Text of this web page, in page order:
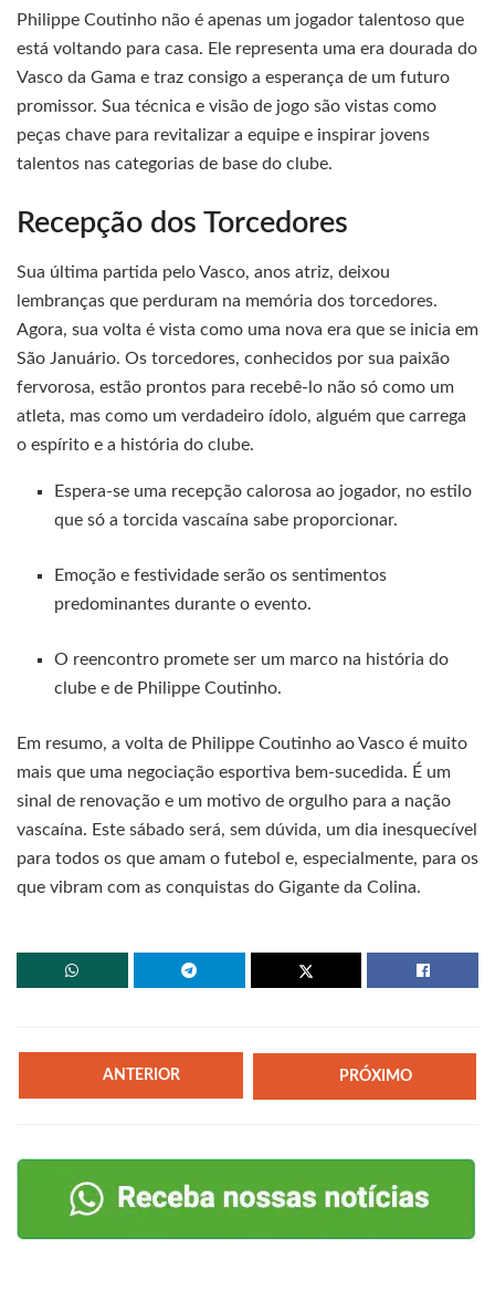
Philippe Coutinho não é apenas um jogador talentoso que
está voltando para casa. Ele representa uma era dourada do
Vasco da Gama e traz consigo a esperança de um futuro
promissor. Sua técnica e visão de jogo são vistas como
peças chave para revitalizar a equipe e inspirar jovens
talentos nas categorias de base do clube.
Recepção dos Torcedores
Sua última partida pelo Vasco, anos atriz, deixou
lembranças que perduram na memória dos torcedores.
Agora, sua volta é vista como uma nova era que se inicia em
São Januário. Os torcedores, conhecidos por sua paixão
fervorosa, estão prontos para recebê-lo não só como um
atleta, mas como um verdadeiro ídolo, alguém que carrega
o espírito e a história do clube.
Espera-se uma recepção calorosa ao jogador, no estilo
que só a torcida vascaína sabe proporcionar.
Emoção e festividade serão os sentimentos
predominantes durante o evento.
O reencontro promete ser um marco na história do
clube e de Philippe Coutinho.
Em resumo, a volta de Philippe Coutinho ao Vasco é muito
mais que uma negociação esportiva bem-sucedida. É um
sinal de renovação e um motivo de orgulho para a nação
vascaína. Este sábado será, sem dúvida, um dia inesquecível
para todos os que amam o futebol e, especialmente, para os
que vibram com as conquistas do Gigante da Colina.
ANTERIOR PRÓXIMO